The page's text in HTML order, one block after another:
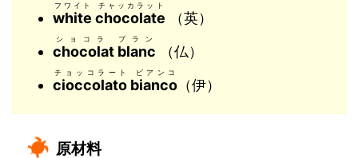
white chocolate
フワイト チャッカラット
（英）
chocolat blanc
ショコラ ブラン
（仏）
cioccolato bianco
チョッコラート ビアンコ
（伊）
原材料